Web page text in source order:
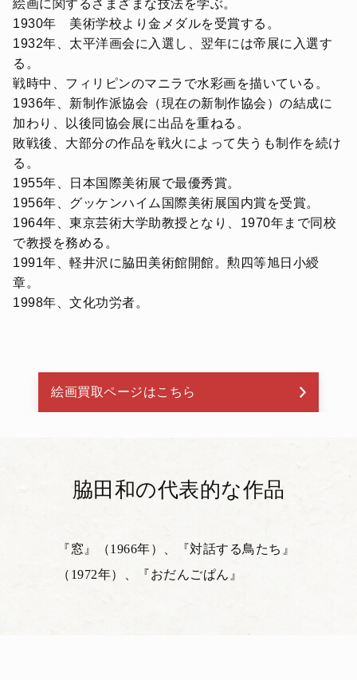
絵画に関するさまざまな技法を学ぶ。
1930年 美術学校より金メダルを受賞する。
1932年、太平洋画会に入選し、翌年には帝展に入選す
る。
戦時中、フィリピンのマニラで水彩画を描いている。
1936年、新制作派協会（現在の新制作協会）の結成に
加わり、以後同協会展に出品を重ねる。
敗戦後、大部分の作品を戦火によって失うも制作を続け
る。
1955年、日本国際美術展で最優秀賞。
1956年、グッケンハイム国際美術展国内賞を受賞。
1964年、東京芸術大学助教授となり、1970年まで同校
で教授を務める。
1991年、軽井沢に脇田美術館開館。勲四等旭日小綬
章。
1998年、文化功労者。
絵画買取ページはこちら
脇田和の代表的な作品
『窓』（1966年）、『対話する鳥たち』
（1972年）、『おだんごぱん』